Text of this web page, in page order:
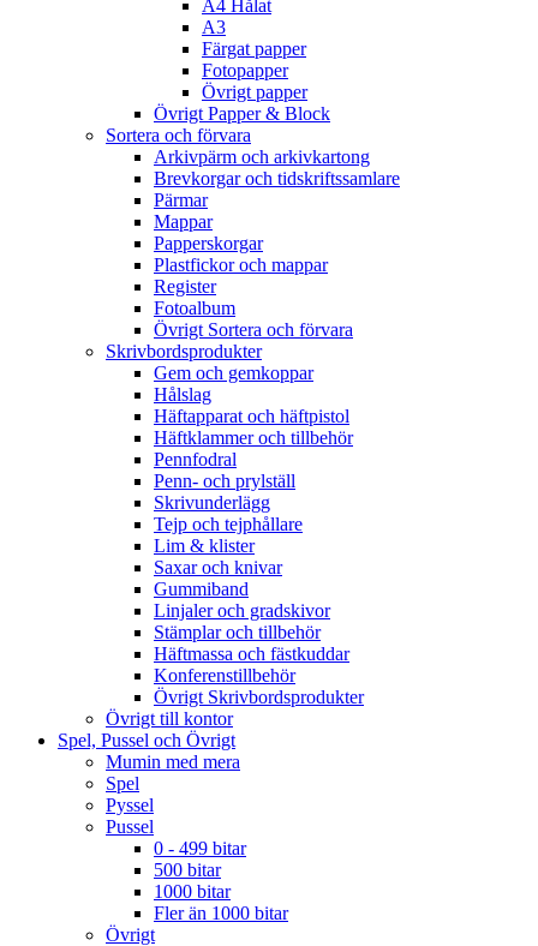
A4 Hålat
A3
Färgat papper
Fotopapper
Övrigt papper
Övrigt Papper & Block
Sortera och förvara
Arkivpärm och arkivkartong
Brevkorgar och tidskriftssamlare
Pärmar
Mappar
Papperskorgar
Plastfickor och mappar
Register
Fotoalbum
Övrigt Sortera och förvara
Skrivbordsprodukter
Gem och gemkoppar
Hålslag
Häftapparat och häftpistol
Häftklammer och tillbehör
Pennfodral
Penn- och prylställ
Skrivunderlägg
Tejp och tejphållare
Lim & klister
Saxar och knivar
Gummiband
Linjaler och gradskivor
Stämplar och tillbehör
Häftmassa och fästkuddar
Konferenstillbehör
Övrigt Skrivbordsprodukter
Övrigt till kontor
Spel, Pussel och Övrigt
Mumin med mera
Spel
Pyssel
Pussel
0 - 499 bitar
500 bitar
1000 bitar
Fler än 1000 bitar
Övrigt